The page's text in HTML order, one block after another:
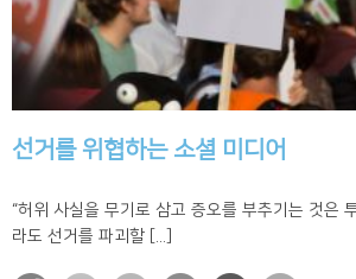
선거를 위협하는 소셜 미디어
“허위 사실을 무기로 삼고 증오를 부추기는 것은
라도 선거를 파괴할 [...]